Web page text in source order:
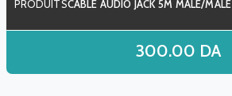
CABLE AUDIO JACK 5M MALE/MALE
300.00 DA